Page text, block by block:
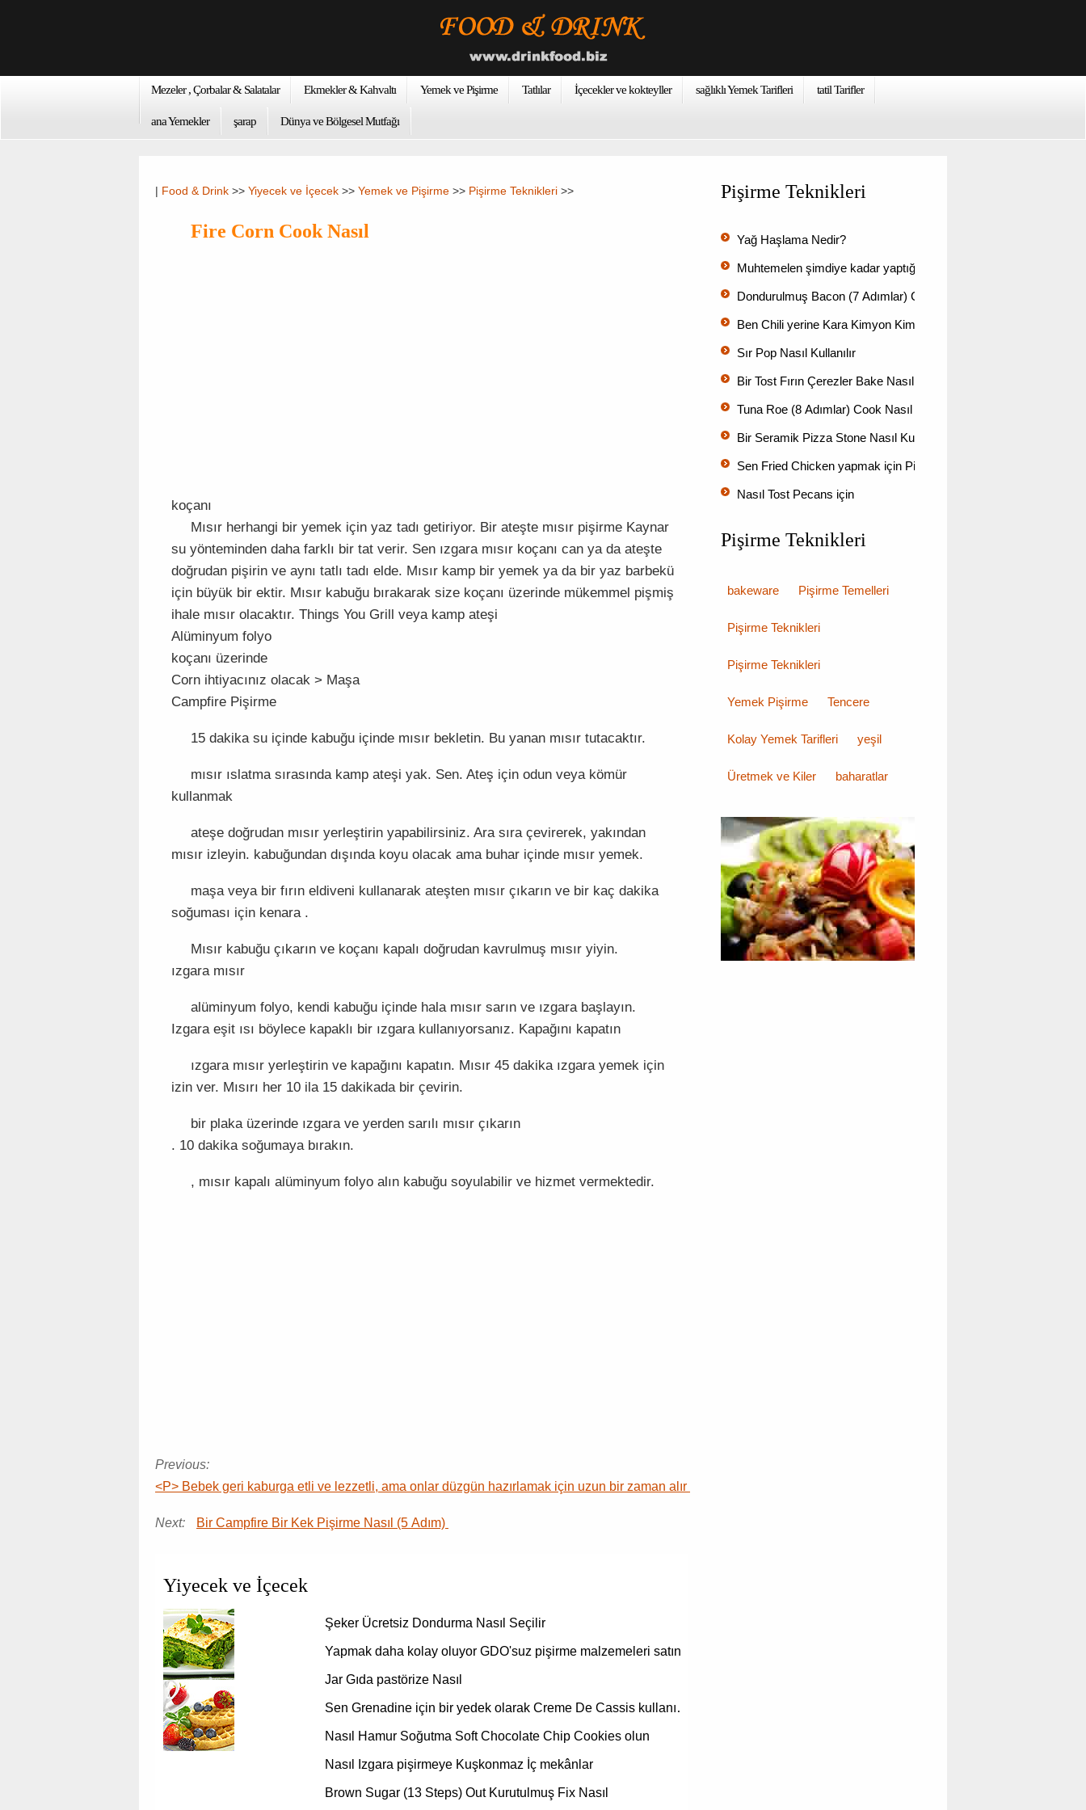
Mezeler , Çorbalar & Salatalar Ekmekler & Kahvaltı Yemek ve Pişirme Tatlılar İçecekler ve kokteyller sağlıklı Yemek Tarifleri tatil Tarifler
ana Yemekler şarap Dünya ve Bölgesel Mutfağı
| Food & Drink >> Yiyecek ve İçecek >> Yemek ve Pişirme >> Pişirme Teknikleri >>
Fire Corn Cook Nasıl
koçanı
Mısır herhangi bir yemek için yaz tadı getiriyor. Bir ateşte mısır pişirme Kaynar
su yönteminden daha farklı bir tat verir. Sen ızgara mısır koçanı can ya da ateşte
doğrudan pişirin ve aynı tatlı tadı elde. Mısır kamp bir yemek ya da bir yaz barbekü
için büyük bir ektir. Mısır kabuğu bırakarak size koçanı üzerinde mükemmel pişmiş
ihale mısır olacaktır. Things You Grill veya kamp ateşi
Alüminyum folyo
koçanı üzerinde
Corn ihtiyacınız olacak > Maşa
Campfire Pişirme
15 dakika su içinde kabuğu içinde mısır bekletin. Bu yanan mısır tutacaktır.
mısır ıslatma sırasında kamp ateşi yak. Sen. Ateş için odun veya kömür
kullanmak
ateşe doğrudan mısır yerleştirin yapabilirsiniz. Ara sıra çevirerek, yakından
mısır izleyin. kabuğundan dışında koyu olacak ama buhar içinde mısır yemek.
maşa veya bir fırın eldiveni kullanarak ateşten mısır çıkarın ve bir kaç dakika
soğuması için kenara .
Mısır kabuğu çıkarın ve koçanı kapalı doğrudan kavrulmuş mısır yiyin.
ızgara mısır
alüminyum folyo, kendi kabuğu içinde hala mısır sarın ve ızgara başlayın.
Izgara eşit ısı böylece kapaklı bir ızgara kullanıyorsanız. Kapağını kapatın
ızgara mısır yerleştirin ve kapağını kapatın. Mısır 45 dakika ızgara yemek için
izin ver. Mısırı her 10 ila 15 dakikada bir çevirin.
bir plaka üzerinde ızgara ve yerden sarılı mısır çıkarın
. 10 dakika soğumaya bırakın.
, mısır kapalı alüminyum folyo alın kabuğu soyulabilir ve hizmet vermektedir.
Previous:
<P> Bebek geri kaburga etli ve lezzetli, ama onlar düzgün hazırlamak için uzun bir zaman alır
Next: Bir Campfire Bir Kek Pişirme Nasıl (5 Adım)
Yiyecek ve İçecek
Şeker Ücretsiz Dondurma Nasıl Seçilir
Yapmak daha kolay oluyor GDO'suz pişirme malzemeleri satın…
Jar Gıda pastörize Nasıl
Sen Grenadine için bir yedek olarak Creme De Cassis kullanı…
Nasıl Hamur Soğutma Soft Chocolate Chip Cookies olun
Nasıl Izgara pişirmeye Kuşkonmaz İç mekânlar
Brown Sugar (13 Steps) Out Kurutulmuş Fix Nasıl
Pişirme Teknikleri
Yağ Haşlama Nedir?
Muhtemelen şimdiye kadar yaptığım en kolay şeylerden bi…
Dondurulmuş Bacon (7 Adımlar) Cook Nasıl
Ben Chili yerine Kara Kimyon Kimyon tohumları kullanabilir …
Sır Pop Nasıl Kullanılır
Bir Tost Fırın Çerezler Bake Nasıl
Tuna Roe (8 Adımlar) Cook Nasıl
Bir Seramik Pizza Stone Nasıl Kullanılır
Sen Fried Chicken yapmak için Pişirme Mix kullanın Can
Nasıl Tost Pecans için
Pişirme Teknikleri
bakeware Pişirme Temelleri
Pişirme Teknikleri
Pişirme Teknikleri
Yemek Pişirme Tencere
Kolay Yemek Tarifleri yeşil
Üretmek ve Kiler baharatlar